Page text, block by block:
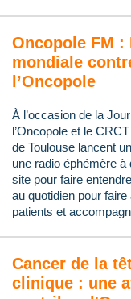
Oncopole FM :
mondiale
l’Oncopole
À l’occasion de la
l’Oncopole et le
de Toulouse lancent
une radio éphémère
site pour faire
au quotidien pour
patients et
Cancer de la
clinique : une